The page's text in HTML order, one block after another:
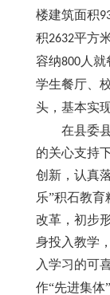
楼建筑面积
积2632平方
容纳800 人
学生餐厅、
头，基本实
在县委
的关心支持
创新，认真
乐”积石教
改革，初步
身投入教学
入学习的可
作“先进集体”